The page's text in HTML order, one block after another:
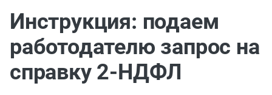
отношений
Инструкция: подаем
работодателю запрос на
справку 2-НДФЛ